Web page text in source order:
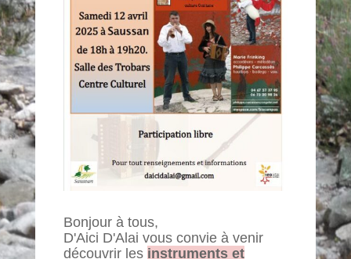
Bonjour à tous,
D'Aici D'Alai vous convie à venir
découvrir les instruments et